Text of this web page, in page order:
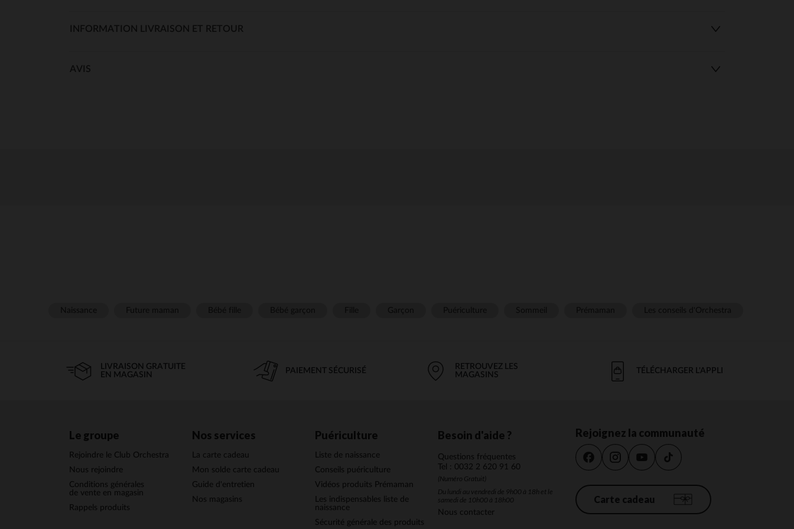
INFORMATION LIVRAISON ET RETOUR
AVIS
LIVRAISON GRATUITE
EN MAGASIN
PAIEMENT SÉCURISÉ
RETROUVEZ LES
MAGASINS
TÉLÉCHARGER L'APPLI
Le groupe
Rejoindre le Club Orchestra
Nous rejoindre
Conditions générales
de vente en magasin
Rappels produits
Nos services
La carte cadeau
Mon solde carte cadeau
Guide d'entretien
Nos magasins
Puériculture
Liste de naissance
Conseils puériculture
Vidéos produits Prémaman
Les indispensables liste de
naissance
Sécurité générale des produits
Besoin d'aide ?
Questions fréquentes
Tel : 0032 2 620 91 60
(Numéro Gratuit)
Du lundi au vendredi de 9h00 à 18h et le
samedi de 10h00 à 18h00
Nous contacter
Rejoignez la communauté
Carte cadeau